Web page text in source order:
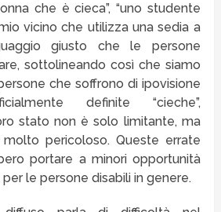
che è cieca”, “uno studente
vicino che utilizza una sedia a
giusto che le persone
sottolineando così che siamo
che soffrono di ipovisione
definite “cieche”,
stato non è solo limitante, ma
pericoloso. Queste errate
portare a minori opportunità
le persone disabili in genere.